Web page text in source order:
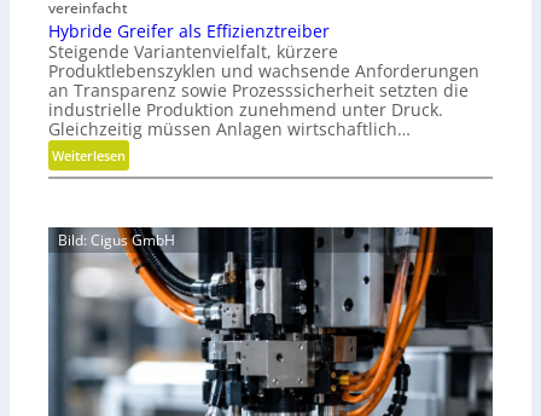
s
r
i
c
h
t
n
d
m
o
b
i
l
t
h
o
d
e
n
f
ü
a
c
h
t
i
vereinfacht
Hybride Greifer als Effizienztreiber
Steigende Variantenvielfalt, kürzere
Produktlebenszyklen und wachsende Anforderungen
an Transparenz sowie Prozesssicherheit setzten die
industrielle Produktion zunehmend unter Druck.
Gleichzeitig müssen Anlagen wirtschaftlich…
Weiterlesen:
H
b
r
i
d
r
e
i
Bild: Cigus GmbH